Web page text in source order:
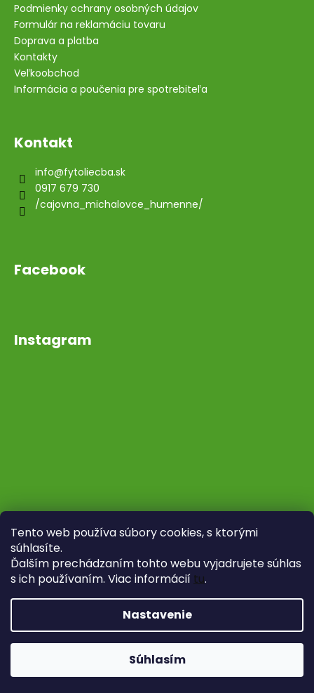
Tento web používa súbory cookies, s ktorými
súhlasíte.
Ďalším prechádzaním tohto webu vyjadrujete súhlas
s ich používaním. Viac informácií tu.
Nastavenie
Súhlasím
Podmienky ochrany osobných údajov
Formulár na reklamáciu tovaru
Doprava a platba
Kontakty
Veľkoobchod
Informácia a poučenia pre spotrebiteľa
Kontakt
info@fytoliecba.sk
0917 679 730
/cajovna_michalovce_humenne/
Facebook
Instagram
Copyright 2026Fytoliečba. Všetky práva vyhradené.
Upraviť nastavenie cookies